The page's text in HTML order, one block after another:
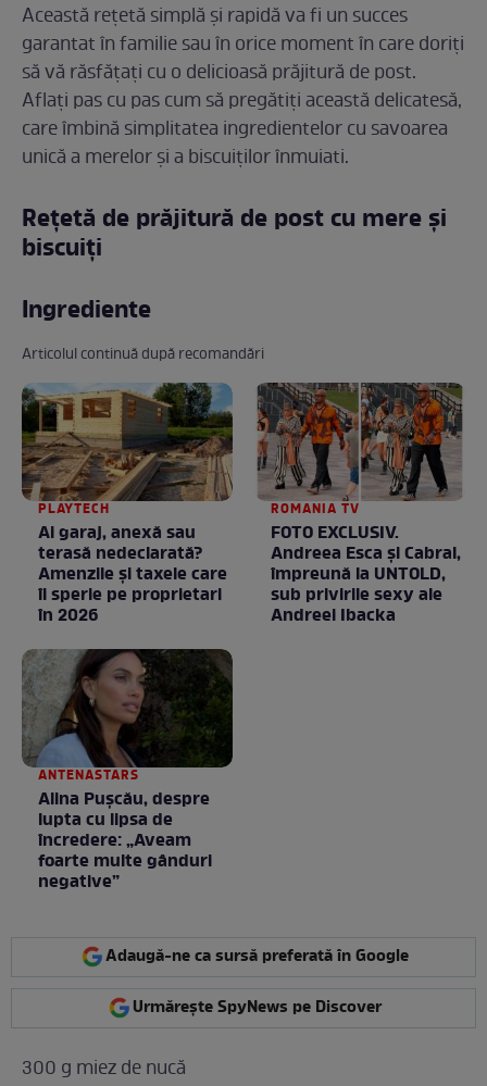
Această rețetă simplă și rapidă va fi un succes
garantat în familie sau în orice moment în care doriți
să vă răsfățați cu o delicioasă prăjitură de post.
Aflați pas cu pas cum să pregătiți această delicatesă,
care îmbină simplitatea ingredientelor cu savoarea
unică a merelor și a biscuiților înmuiati.
Rețetă de prăjitură de post cu mere și
biscuiți
Ingrediente
Articolul continuă după recomandări
PLAYTECH
Ai garaj, anexă sau
terasă nedeclarată?
Amenzile și taxele care
îi sperie pe proprietari
în 2026
ROMANIA TV
FOTO EXCLUSIV.
Andreea Esca şi Cabral,
împreună la UNTOLD,
sub privirile sexy ale
Andreei Ibacka
ANTENASTARS
Alina Pușcău, despre
lupta cu lipsa de
încredere: „Aveam
foarte multe gânduri
negative”
Adaugă-ne ca sursă preferată în Google
Urmărește SpyNews pe Discover
300 g miez de nucă